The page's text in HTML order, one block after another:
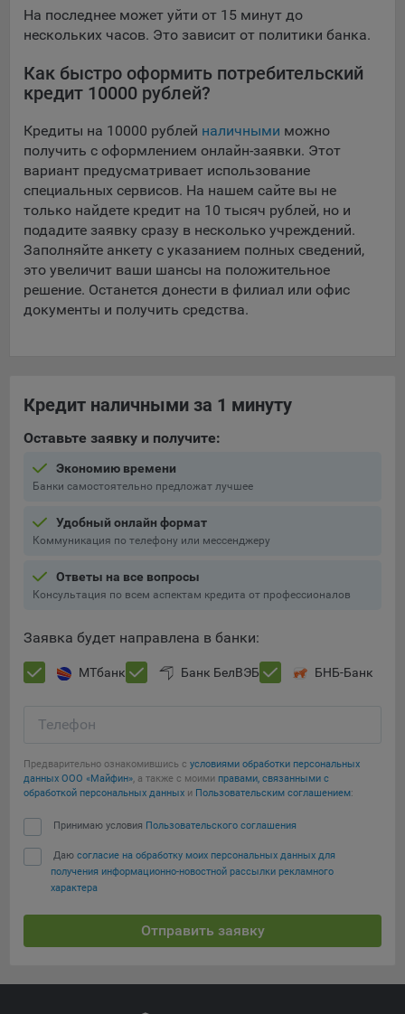
Сохранить по умолчанию
На последнее может уйти от 15 минут до
нескольких часов. Это зависит от политики банка.
Как быстро оформить потребительский
кредит 10000 рублей?
Кредиты на 10000 рублей наличными можно
получить с оформлением онлайн-заявки. Этот
вариант предусматривает использование
специальных сервисов. На нашем сайте вы не
только найдете кредит на 10 тысяч рублей, но и
подадите заявку сразу в несколько учреждений.
Заполняйте анкету с указанием полных сведений,
это увеличит ваши шансы на положительное
решение. Останется донести в филиал или офис
документы и получить средства.
Кредит наличными за 1 минуту
Оставьте заявку и получите:
Экономию времени
Банки самостоятельно предложат лучшее
Удобный онлайн формат
Коммуникация по телефону или мессенджеру
Ответы на все вопросы
Консультация по всем аспектам кредита от профессионалов
Заявка будет направлена в банки:
МТбанк Банк БелВЭБ БНБ-Банк
Телефон
Предварительно ознакомившись с условиями обработки персональных
данных ООО «Майфин», а также с моими правами, связанными с
обработкой персональных данных и Пользовательским соглашением:
Принимаю условия Пользовательского соглашения
Даю согласие на обработку моих персональных данных для
получения информационно-новостной рассылки рекламного
характера
Отправить заявку